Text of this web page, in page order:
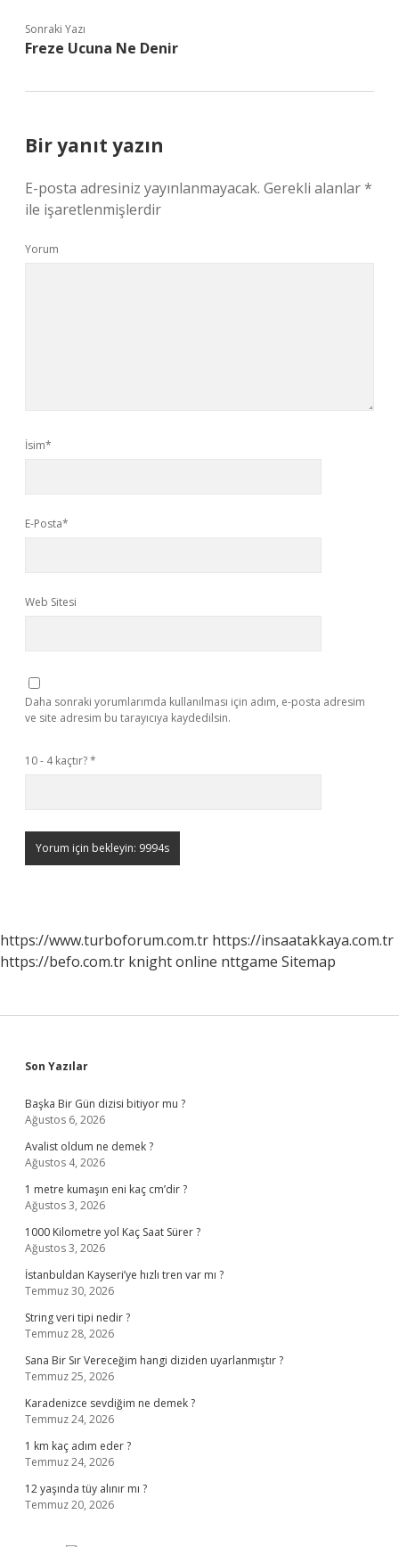
Sonraki Yazı
Freze Ucuna Ne Denir
Bir yanıt yazın
E-posta adresiniz yayınlanmayacak. Gerekli alanlar*
ile işaretlenmişlerdir
Yorum
İsim*
E-Posta*
Web Sitesi
Daha sonraki yorumlarımda kullanılması için adım, e-posta adresim
ve site adresim bu tarayıcıya kaydedilsin.
10 - 4 kaçtır?*
https://www.turboforum.com.tr https://insaatakkaya.com.tr
https://befo.com.tr knight online nttgame Sitemap
Sidebar
Son Yazılar
Başka Bir Gün dizisi bitiyor mu ?
Ağustos 6, 2026
Avalist oldum ne demek ?
Ağustos 4, 2026
1 metre kumaşın eni kaç cm’dir ?
Ağustos 3, 2026
1000 Kilometre yol Kaç Saat Sürer ?
Ağustos 3, 2026
İstanbuldan Kayseri’ye hızlı tren var mı ?
Temmuz 30, 2026
String veri tipi nedir ?
Temmuz 28, 2026
Sana Bir Sır Vereceğim hangi diziden uyarlanmıştır ?
Temmuz 25, 2026
Karadenizce sevdiğim ne demek ?
Temmuz 24, 2026
1 km kaç adım eder ?
Temmuz 24, 2026
12 yaşında tüy alınır mı ?
Temmuz 20, 2026